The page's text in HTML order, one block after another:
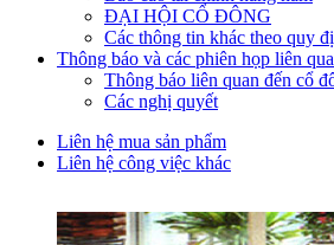
ĐẠI HỘI CỔ ĐÔNG
Các thông tin khác theo quy
Thông báo và các phiên họp liên
Thông báo liên quan đến cổ
Các nghị quyết
Liên hệ mua sản phẩm
Liên hệ công việc khác